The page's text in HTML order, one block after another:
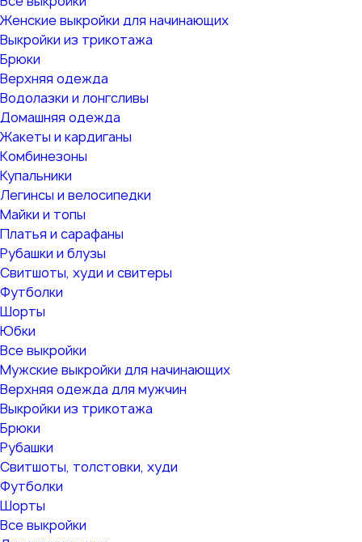
Женские выкройки для начинающих
Выкройки из трикотажа
Брюки
Верхняя одежда
Водолазки и лонгсливы
Домашняя одежда
Жакеты и кардиганы
Комбинезоны
Купальники
Легинсы и велосипедки
Майки и топы
Платья и сарафаны
Рубашки и блузы
Свитшоты, худи и свитеры
Футболки
Шорты
Юбки
Все выкройки
Мужские выкройки для начинающих
Верхняя одежда для мужчин
Выкройки из трикотажа
Брюки
Рубашки
Свитшоты, толстовки, худи
Футболки
Шорты
Все выкройки